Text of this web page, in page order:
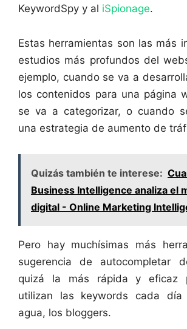
KeywordSpy y al iSpionage.
Estas herramientas son las más
estudios más profundos del
ejemplo, cuando se va a
los contenidos para una página
se va a categorizar, o cuando
una estrategia de aumento de
Quizás también te interese:
Business Intelligence analiza el
digital - Online Marketing
Pero hay muchísimas más
sugerencia de autocompletar
quizá la más rápida y eficaz
utilizan las keywords cada
agua, los bloggers.